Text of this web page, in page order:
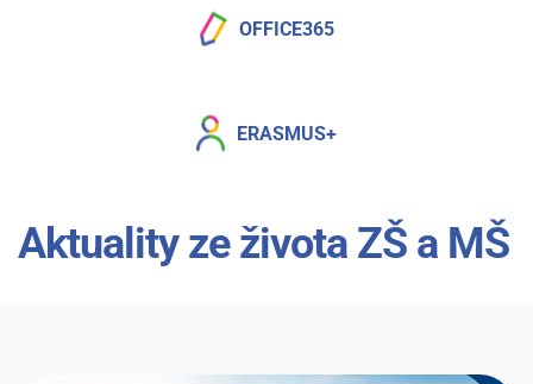
OFFICE365
ERASMUS+
Aktuality ze života ZŠ a MŠ